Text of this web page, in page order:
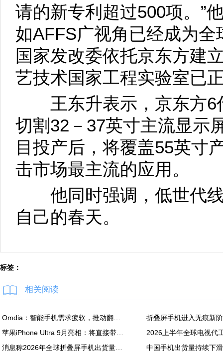
请的新专利超过500项。”
如AFFS广视角已经成为
国家发改委依托京东方建
艺技术国家工程实验室已
王东升表示，京东方6
切割32－37英寸主流显示
目投产后，将覆盖55英寸
击市场最主流的应用。
他同时强调，低世代线
自己的春天。
标签：
相关阅读